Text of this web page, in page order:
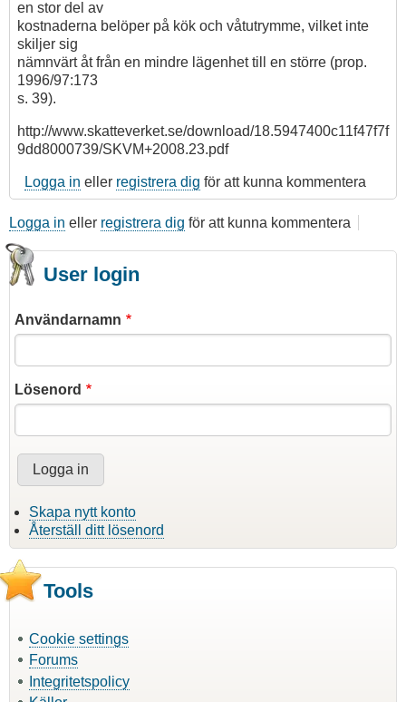
en stor del av
kostnaderna belöper på kök och våtutrymme, vilket inte
skiljer sig
nämnvärt åt från en mindre lägenhet till en större (prop.
1996/97:173
s. 39).
http://www.skatteverket.se/download/18.5947400c11f47f7f
9dd8000739/SKVM+2008.23.pdf
Logga in eller registrera dig för att kunna kommentera
Logga in eller registrera dig för att kunna kommentera
User login
Användarnamn
Lösenord
Skapa nytt konto
Återställ ditt lösenord
Tools
Cookie settings
Forums
Integritetspolicy